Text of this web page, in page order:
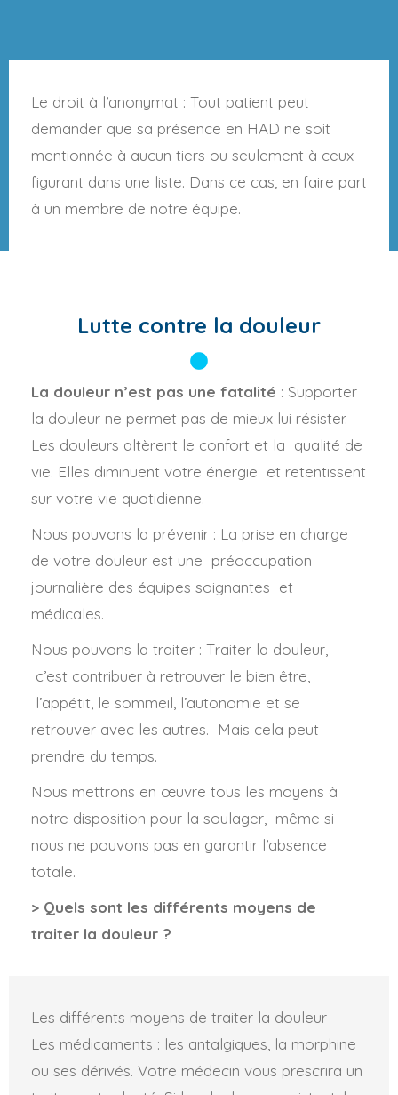
Le droit à l’anonymat : Tout patient peut
demander que sa présence en HAD ne soit
mentionnée à aucun tiers ou seulement à ceux
figurant dans une liste. Dans ce cas, en faire part
à un membre de notre équipe.
Lutte contre la douleur
La douleur n’est pas une fatalité : Supporter
la douleur ne permet pas de mieux lui résister.
Les douleurs altèrent le confort et la qualité de
vie. Elles diminuent votre énergie et retentissent
sur votre vie quotidienne.
Nous pouvons la prévenir : La prise en charge
de votre douleur est une préoccupation
journalière des équipes soignantes et
médicales.
Nous pouvons la traiter : Traiter la douleur,
c’est contribuer à retrouver le bien être,
l’appétit, le sommeil, l’autonomie et se
retrouver avec les autres. Mais cela peut
prendre du temps.
Nous mettrons en œuvre tous les moyens à
notre disposition pour la soulager, même si
nous ne pouvons pas en garantir l’absence
totale.
> Quels sont les différents moyens de
traiter la douleur ?
Les différents moyens de traiter la douleur
Les médicaments : les antalgiques, la morphine
ou ses dérivés. Votre médecin vous prescrira un